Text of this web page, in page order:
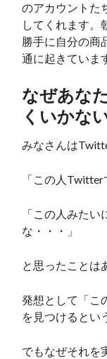
のアカウントた
してくれます。
勝手に自分の商
通に起きていま
なぜあな
くいかな
みなさんは
「この人
「この人みた
な・・・」
と思ったことは
発想として「こ
を見つけるとい
でもなぜそれを